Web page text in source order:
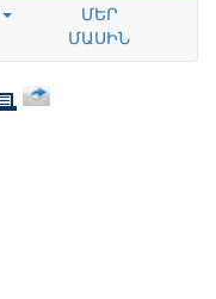
ՄԵՐ
ՄԱՍԻՆ